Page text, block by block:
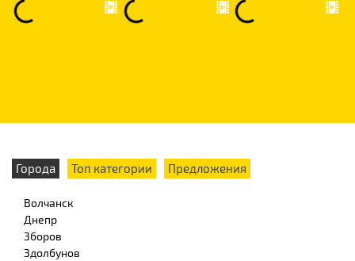
Города Топ категории Предложения
Волчанск
Днепр
Зборов
Здолбунов